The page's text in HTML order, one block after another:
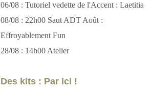
06/08 : Tutoriel vedette de l'Accent : Laetitia
08/08 : 22h00 Saut ADT Août :
Effroyablement Fun
28/08 : 14h00 Atelier
Des kits : Par ici !